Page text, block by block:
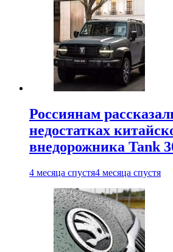
Россиянам
недостатках
внедорожника Tank
4 месяца спустя4 месяца спустя